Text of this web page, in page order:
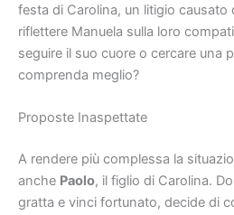
festa di Carolina, un litigio causato
riflettere Manuela sulla loro
seguire il suo cuore o cercare una
comprenda meglio?
Proposte Inaspettate
A rendere più complessa la
anche Paolo, il figlio di Carolina.
gratta e vinci fortunato, decide di